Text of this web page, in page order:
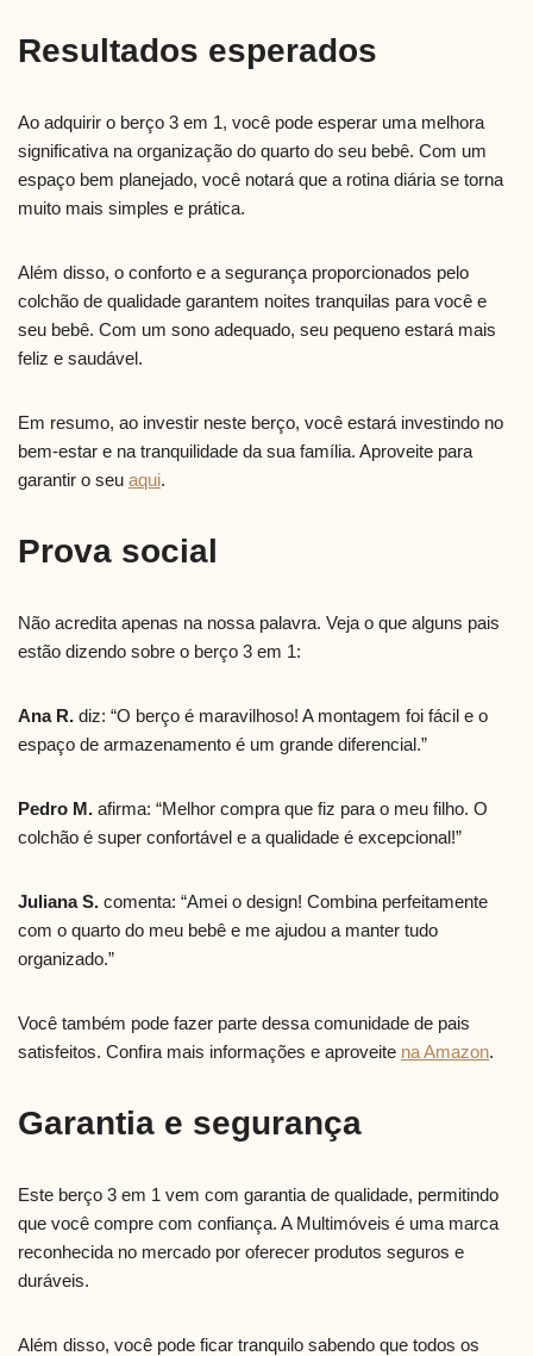
Resultados esperados
Ao adquirir o berço 3 em 1, você pode esperar uma melhora
significativa na organização do quarto do seu bebê. Com um
espaço bem planejado, você notará que a rotina diária se torna
muito mais simples e prática.
Além disso, o conforto e a segurança proporcionados pelo
colchão de qualidade garantem noites tranquilas para você e
seu bebê. Com um sono adequado, seu pequeno estará mais
feliz e saudável.
Em resumo, ao investir neste berço, você estará investindo no
bem-estar e na tranquilidade da sua família. Aproveite para
garantir o seu aqui.
Prova social
Não acredita apenas na nossa palavra. Veja o que alguns pais
estão dizendo sobre o berço 3 em 1:
Ana R. diz: “O berço é maravilhoso! A montagem foi fácil e o
espaço de armazenamento é um grande diferencial.”
Pedro M. afirma: “Melhor compra que fiz para o meu filho. O
colchão é super confortável e a qualidade é excepcional!”
Juliana S. comenta: “Amei o design! Combina perfeitamente
com o quarto do meu bebê e me ajudou a manter tudo
organizado.”
Você também pode fazer parte dessa comunidade de pais
satisfeitos. Confira mais informações e aproveite na Amazon.
Garantia e segurança
Este berço 3 em 1 vem com garantia de qualidade, permitindo
que você compre com confiança. A Multimóveis é uma marca
reconhecida no mercado por oferecer produtos seguros e
duráveis.
Além disso, você pode ficar tranquilo sabendo que todos os